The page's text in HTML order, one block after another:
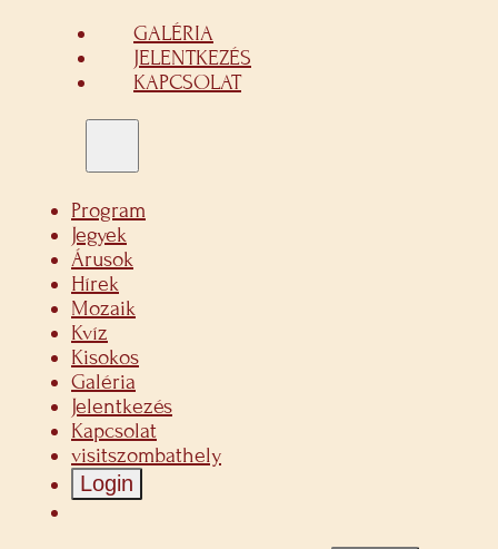
GALÉRIA
JELENTKEZÉS
KAPCSOLAT
Program
Jegyek
Árusok
Hírek
Mozaik
Kvíz
Kisokos
Galéria
Jelentkezés
Kapcsolat
visitszombathely
Login